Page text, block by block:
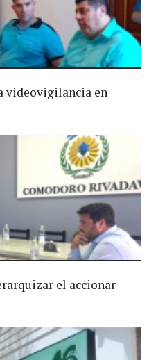
videovigilancia en
el accionar